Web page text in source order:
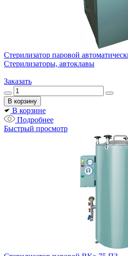
Стерилизатор паровой
Стерилизаторы, автоклавы
Заказать
В корзине
Подробнее
Быстрый просмотр